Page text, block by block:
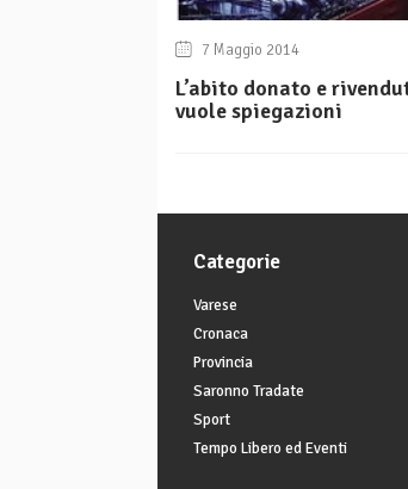
7 Maggio 2014
L’abito donato e
vuole spiegazioni
Categorie
Varese
Cronaca
Provincia
Saronno Tradate
Sport
Tempo Libero ed Eventi